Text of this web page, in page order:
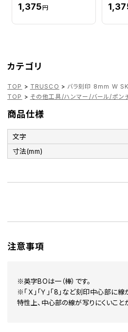
1,375円
カテゴリ
TOP > TRUSCO > バラ刻印 8mm W
TOP > その他工具/ハンマー/バール/ポン
商品仕様
文字
寸法(mm)
注意事項
※英字BOは一（棒）です。
※「Ｘ」「Ｙ」「8」など刻印中心部
特性上、中心部の線が写りにくいこと